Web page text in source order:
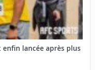
lancée après plus